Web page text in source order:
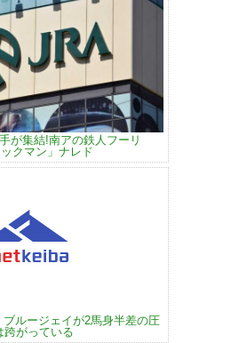
が集結!南アの鉄人フーリ
クマン」ナレド
ブルージェイが2馬身半差の圧
がっている